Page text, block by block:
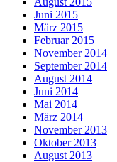
Juni 2015
März 2015
Februar 2015
November 2014
September 2014
August 2014
Juni 2014
Mai 2014
März 2014
November 2013
Oktober 2013
August 2013